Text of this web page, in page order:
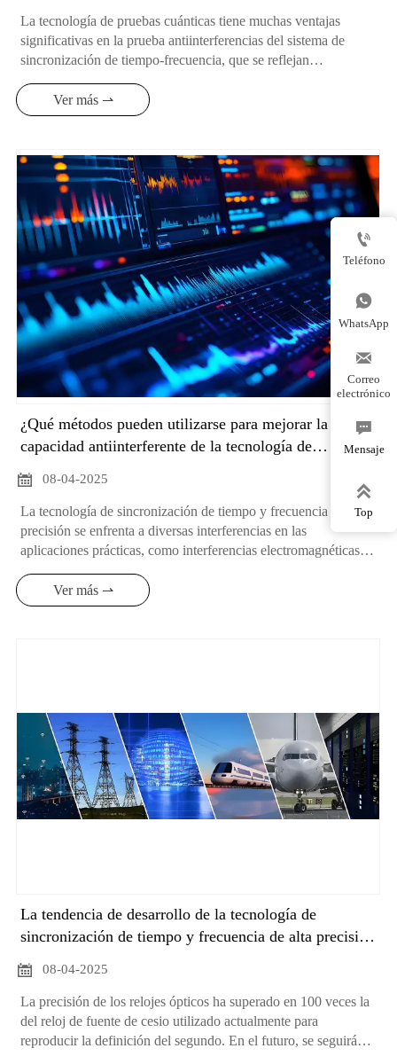
La tecnología de pruebas cuánticas tiene muchas ventajas
significativas en la prueba antiinterferencias del sistema de
sincronización de tiempo-frecuencia, que se reflejan
precisión, una seguridad más fuerte, una capacidad de
detección de interferencias más sensible y una evaluación más
continuación:
Ver más ⇀
¿Qué métodos pueden utilizarse para mejorar la
capacidad antiinterferente de la tecnología de
precisión?
 08-04-2025
La tecnología de sincronización de tiempo y frecuencia de alta
precisión se enfrenta a diversas interferencias en las
aplicaciones prácticas, como interferencias electromagnéticas,
algunos métodos para mejorar su capacidad antiinterferente:
Ver más ⇀
La tendencia de desarrollo de la tecnología de
sincronización de tiempo y frecuencia de alta precisión
 08-04-2025
La precisión de los relojes ópticos ha superado en 100 veces la
del reloj de fuente de cesio utilizado actualmente para
reproducir la definición del segundo. En el futuro, se seguirá

Teléfono

WhatsApp

Correo
electrónico

Mensaje

Top